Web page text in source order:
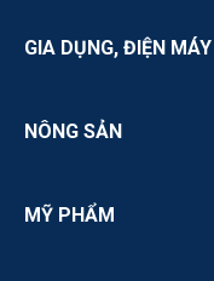
GIA DỤNG, ĐIỆN MÁY
NÔNG SẢN
MỸ PHẨM